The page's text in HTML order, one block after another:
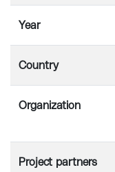
Year
Country
Organization
Project partners